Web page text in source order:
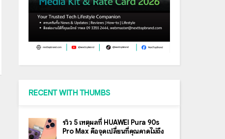
RECENT WITH THUMBS
รีวิว 5 เหตุผลที่ HUAWEI Pura 90s
Pro Max คือจุดเปลี่ยนที่คุณคาดไม่ถึง